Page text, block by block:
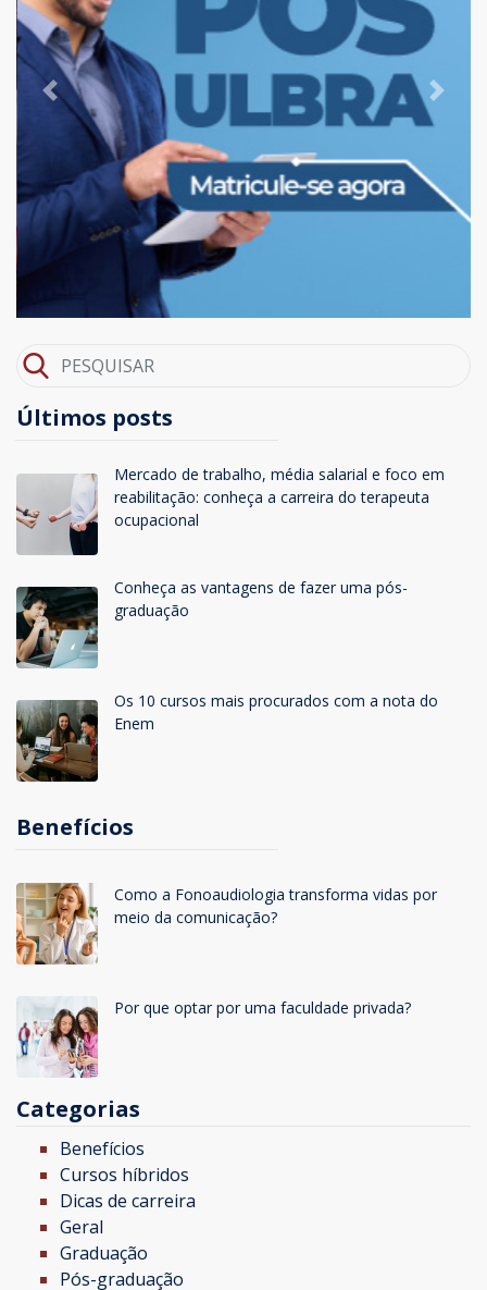
Previous Next
Últimos posts
Mercado de trabalho, média salarial e foco em
reabilitação: conheça a carreira do terapeuta
ocupacional
Conheça as vantagens de fazer uma pós-
graduação
Os 10 cursos mais procurados com a nota do
Enem
Benefícios
Como a Fonoaudiologia transforma vidas por
meio da comunicação?
Por que optar por uma faculdade privada?
Categorias
Benefícios
Cursos híbridos
Dicas de carreira
Geral
Graduação
Pós-graduação